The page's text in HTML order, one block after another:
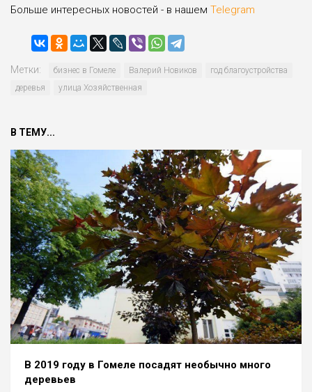
Больше интересных новостей - в нашем Telegram
Метки: бизнес в Гомеле Валерий Новиков
год благоустройства
деревья
улица Хозяйственная
В ТЕМУ...
В 2019 году в Гомеле посадят необычно много
деревьев